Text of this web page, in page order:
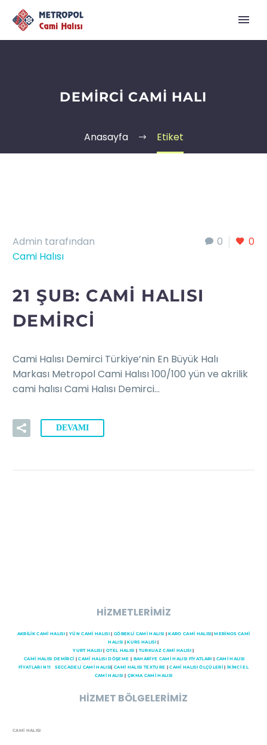
DEMIRCI CAMI HALI
Anasayfa Etiket
0 0
Admin tarafından
Cami Halısı
21 ŞUB: CAMI HALISI
DEMIRCI
Cami Halısı Demirci Türkiye’nin En Büyük Halı
Markası Metropol Cami Halısı 100/100 yün ve akrilik
cami halısı Cami Halısı Demirci…
DEVAMI
HİZMETLERİMİZ
AKRİLİK CAMİ HALISI| YÜN CAMİ HALISI| GÖBEKLİ CAMİ HALISI |KARO CAMİ HALISI|MERİNOS CAMİ
HALISI |KURS HALISI |
YURT HALISI| OTEL HALISI | TURKUAZ CAMİ HALISI |
CAMI HALISI DEMİRCİ |CAMİ HALISI DÖŞEME | BAHARİYE CAMİ HALISI FİYATLARI | CAMİ HALISI
FİYATLARI N11
SECCADELI CAMI HALISI| CAMİ HALISI TEXTURE |CAMİ HALISI ÖLÇÜLERİ |İKİNCİ EL
CAMİ HALISI | ÇIKMA CAMİ HALISI
HİZMET BÖLGELERİMİZ
CAMİ HALISI